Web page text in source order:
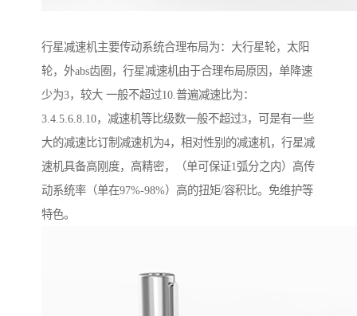
行星减速机主要传动系统合理布局为：大行星轮，太阳
轮，外abs齿圈，行星减速机由于合理布局原因，单降速
少为3，较大 一般不超过10.普遍减速比为：
3.4.5.6.8.10，减速机等比级数一般不超过3，可是有一些
大的减速比订制减速机为4，相对性别的减速机，行星减
速机具备高刚度，高精密，（单可保证1弧分之内）高传
动系统率（单在97%-98%）高的扭矩/容积比。免维护等
特色。